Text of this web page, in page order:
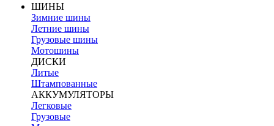
ШИНЫ
Зимние шины
Летние шины
Грузовые шины
Мотошины
ДИСКИ
Литые
Штампованные
АККУМУЛЯТОРЫ
Легковые
Грузовые